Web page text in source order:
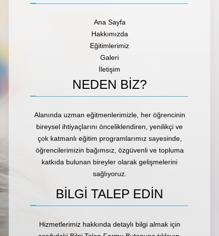
Ana Sayfa
Hakkımızda
Eğitimlerimiz
Galeri
İletişim
NEDEN BİZ?
Alanında uzman eğitmenlerimizle, her öğrencinin
bireysel ihtiyaçlarını önceliklendiren, yenilikçi ve
çok katmanlı eğitim programlarımız sayesinde,
öğrencilerimizin bağımsız, özgüvenli ve topluma
katkıda bulunan bireyler olarak gelişmelerini
sağlıyoruz.
BİLGİ TALEP EDİN
Hizmetlerimiz hakkında detaylı bilgi almak için